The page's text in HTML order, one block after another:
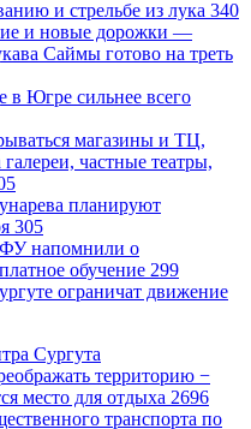
и стрельбе из лука 340
и новые дорожки —
Саймы готово на треть
в Югре сильнее всего
магазины и ТЦ,
частные театры,
планируют
305
напомнили о
обучение 299
ограничат движение
Сургута
территорию −
место для отдыха 2696
транспорта по